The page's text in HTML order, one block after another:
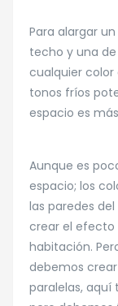
Para alargar
techo y una
cualquier color
tonos fríos
espacio es
Aunque es
espacio; los
las paredes
crear el efecto
habitación.
debemos
paralelas, aquí